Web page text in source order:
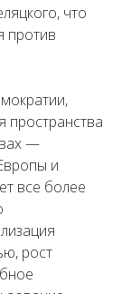
, что
против
,
пространства
—
и
все более
, рост